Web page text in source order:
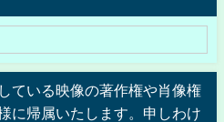
ている映像の著作権や肖像権
に帰属いたします。申しわけ